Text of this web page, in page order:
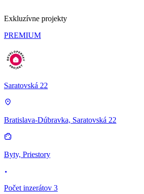
Exkluzívne projekty
PREMIUM
Saratovská 22
Bratislava-Dúbravka, Saratovská 22
Byty, Priestory
Počet inzerátov 3